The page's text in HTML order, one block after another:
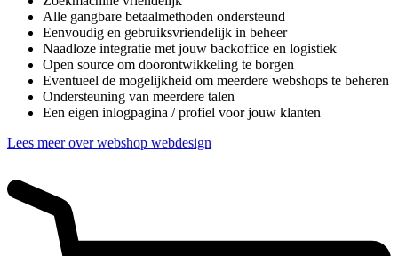
Alle gangbare betaalmethoden ondersteund
Eenvoudig en gebruiksvriendelijk in beheer
Naadloze integratie met jouw backoffice en logistiek
Open source om doorontwikkeling te borgen
Eventueel de mogelijkheid om meerdere webshops te beheren
Ondersteuning van meerdere talen
Een eigen inlogpagina / profiel voor jouw klanten
Lees meer over webshop webdesign